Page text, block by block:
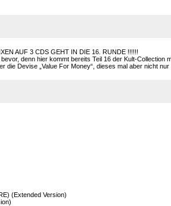
AUF 3 CDS GEHT IN DIE 16. RUNDE !!!!!!
denn hier kommt bereits Teil 16 der Kult-Collection
die Devise „Value For Money“, dieses mal aber nicht
(Extended Version)